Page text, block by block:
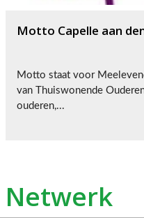
Motto Capelle aan
Motto staat voor
van Thuiswonende
ouderen,...
Netwerk